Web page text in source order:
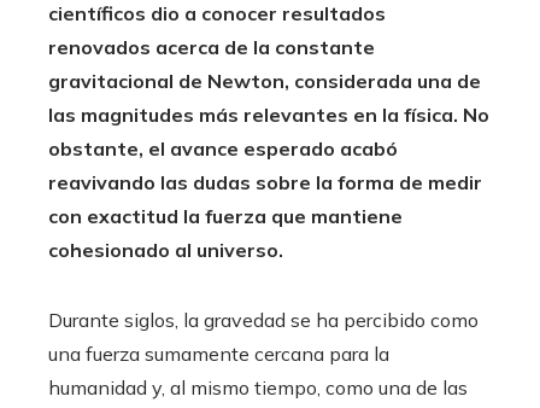
científicos dio a conocer resultados
renovados acerca de la constante
gravitacional de Newton, considerada una de
las magnitudes más relevantes en la física. No
obstante, el avance esperado acabó
reavivando las dudas sobre la forma de medir
con exactitud la fuerza que mantiene
cohesionado al universo.
Durante siglos, la gravedad se ha percibido como
una fuerza sumamente cercana para la
humanidad y, al mismo tiempo, como una de las